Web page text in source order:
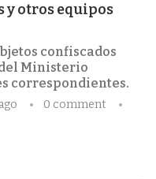
y otros equipos
confiscados
Ministerio
correspondientes.
0 comment